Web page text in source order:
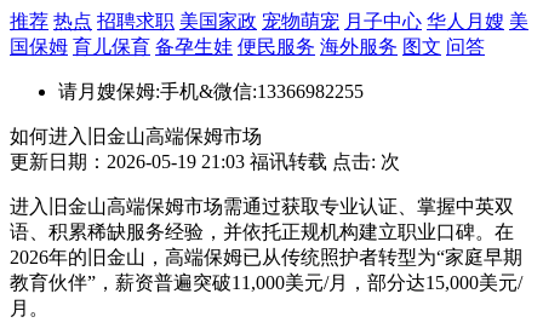
推荐 热点 招聘求职 美国家政 宠物萌宠 月子中心 华人月嫂 美
国保姆 育儿保育 备孕生娃 便民服务 海外服务 图文 问答
请月嫂保姆:手机&微信:13366982255
如何进入旧金山高端保姆市场
更新日期：2026-05-19 21:03 福讯转载 点击: 次
进入旧金山高端保姆市场需通过获取专业认证、掌握中英双
语、积累稀缺服务经验，并依托正规机构建立职业口碑。在
2026年的旧金山，高端保姆已从传统照护者转型为“家庭早期
教育伙伴”，薪资普遍突破11,000美元/月，部分达15,000美元/
月。